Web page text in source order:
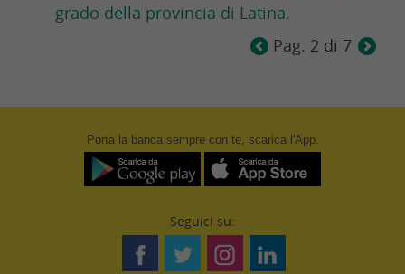
grado della provincia di Latina.
Pag. 2 di 7
Porta la banca semprecon te, scarica l'App.
Seguici su: